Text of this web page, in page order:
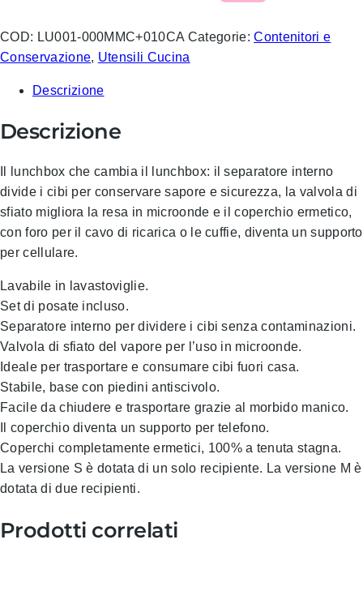
COD: LU001-000MMC+010CA Categorie:Contenitori e
Conservazione, Utensili Cucina
Descrizione
Descrizione
Il lunchbox che cambia il lunchbox: il separatore interno
divide i cibi per conservare sapore e sicurezza, la valvola di
sfiato migliora la resa in microonde e il coperchio ermetico,
con foro per il cavo di ricarica o le cuffie, diventa un supporto
per cellulare.
Lavabile in lavastoviglie.
Set di posate incluso.
Separatore interno per dividere i cibi senza contaminazioni.
Valvola di sfiato del vapore per l’uso in microonde.
Ideale per trasportare e consumare cibi fuori casa.
Stabile, base con piedini antiscivolo.
Facile da chiudere e trasportare grazie al morbido manico.
Il coperchio diventa un supporto per telefono.
Coperchi completamente ermetici, 100% a tenuta stagna.
La versione S è dotata di un solo recipiente. La versione M è
dotata di due recipienti.
Prodotti correlati